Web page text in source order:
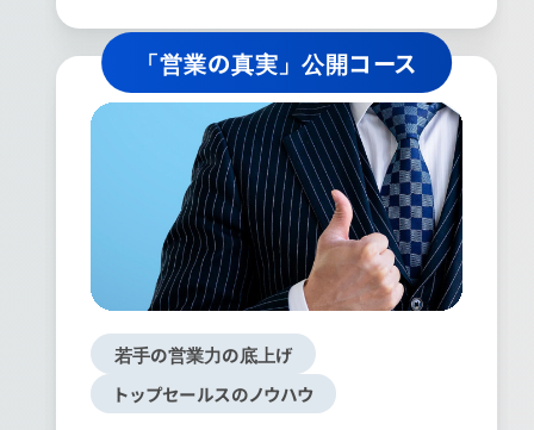
「営業の真実」公開コース
若手の営業力の底上げ
トップセールスのノウハウ